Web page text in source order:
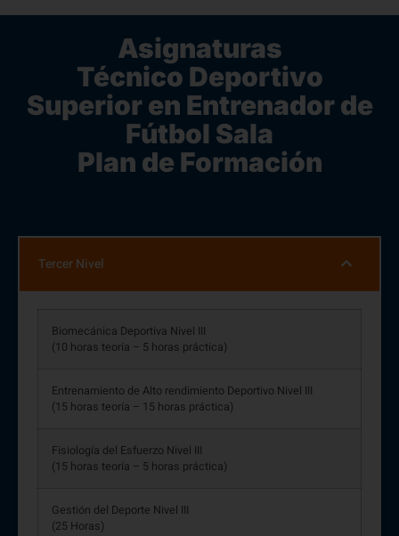
Asignaturas
Técnico Deportivo
Superior en Entrenador de
Fútbol Sala
Plan de Formación
Tercer Nivel
Biomecánica Deportiva Nivel III
(10 horas teoría – 5 horas práctica)
Entrenamiento de Alto rendimiento Deportivo Nivel III
(15 horas teoría – 15 horas práctica)
Fisiología del Esfuerzo Nivel III
(15 horas teoría – 5 horas práctica)
Gestión del Deporte Nivel III
(25 Horas)